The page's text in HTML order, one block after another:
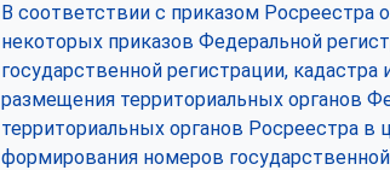
В соответствии с приказом Росреестра
некоторых приказов Федеральной
государственной регистрации,
размещения территориальных органов
территориальных органов Росреестра в
формирования номеров